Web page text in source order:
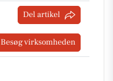
Del artikel
Besøg virksomheden